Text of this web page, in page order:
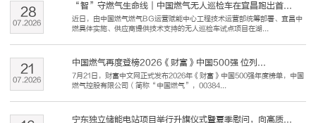
“智”守燃气生命线｜中国燃气无人巡检车在宜昌跑出首...
近日，由中国燃气燃气BG运营赋能中心工程技术运营部统筹部署、宜昌中
燃具体实施、供应商提供技术支持的无人巡检车试点项目在湖...
07.2026
28
中国燃气再度登榜2026《财富》中国500强 位列...
7月21日，财富中文网正式发布2026年《财富》中国500强年度榜单，中国
燃气控股有限公司（简称“中国燃气”，00384...
07.2026
21
宁东独立储能电站项目举行升旗仪式暨夏季慰问，向高质...